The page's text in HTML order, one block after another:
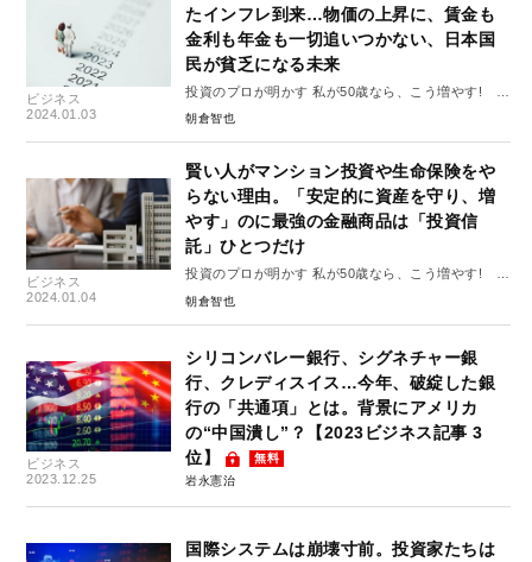
ビジネス
2024.01.03
たインフレ到来…物価の上昇に、賃金も
金利も年金も一切追いつかない、日本国
民が貧乏になる未来
投資のプロが明かす 私が50歳なら、こう増やす!
#1
朝倉智也
ビジネス
2024.01.04
賢い人がマンション投資や生命保険をや
らない理由。「安定的に資産を守り、増
やす」のに最強の金融商品は「投資信
託」ひとつだけ
投資のプロが明かす 私が50歳なら、こう増やす!
#2
朝倉智也
ビジネス
2023.12.25
シリコンバレー銀行、シグネチャー銀
行、クレディスイス…今年、破綻した銀
行の「共通項」とは。背景にアメリカ
の“中国潰し”？【2023ビジネス記事 3
位】
無料
岩永憲治
国際システムは崩壊寸前。投資家たちは